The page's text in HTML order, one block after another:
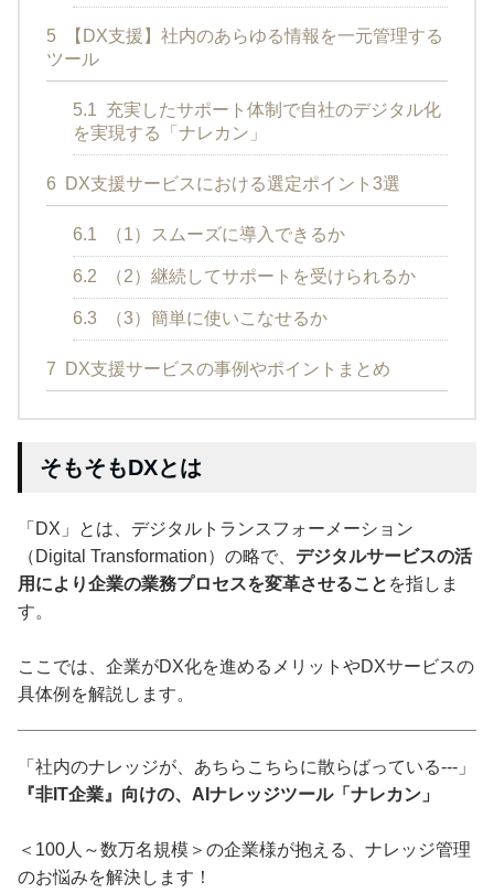
5
【DX支援】社内のあらゆる情報を一元管理する
ツール
5.1 充実したサポート体制で自社のデジタル化
を実現する「ナレカン」
6 DX支援サービスにおける選定ポイント3選
6.1 （1）スムーズに導入できるか
6.2 （2）継続してサポートを受けられるか
6.3 （3）簡単に使いこなせるか
7 DX支援サービスの事例やポイントまとめ
そもそもDXとは
「DX」とは、デジタルトランスフォーメーション
（Digital Transformation）の略で、 デジタルサービスの活
用により企業の業務プロセスを変革させること を指しま
す。
ここでは、企業がDX化を進めるメリットやDXサービスの
具体例を解説します。
「社内のナレッジが、あちらこちらに散らばっている---」
『非IT企業』向けの、AIナレッジツール「ナレカン」
＜100人～数万名規模＞の企業様が抱える、ナレッジ管理
のお悩みを解決します！